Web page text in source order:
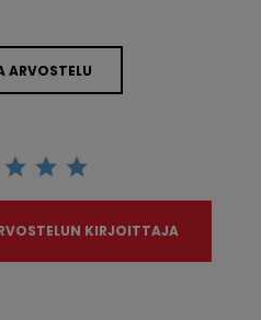
ARVOSTELU
KIRJOITTAJA